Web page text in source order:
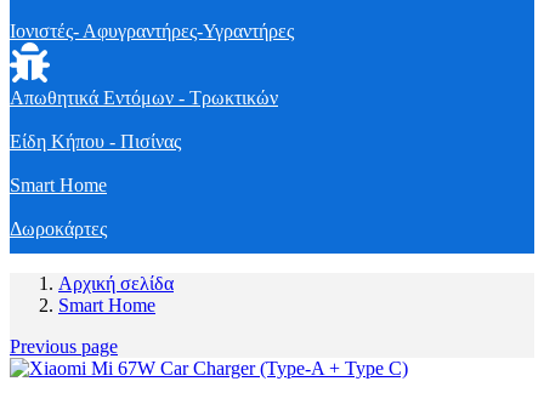
Ιονιστές- Αφυγραντήρες-Υγραντήρες
Απωθητικά Εντόμων - Τρωκτικών
Είδη Κήπου - Πισίνας
Smart Home
Δωροκάρτες
Αρχική σελίδα
Smart Home
Previous page